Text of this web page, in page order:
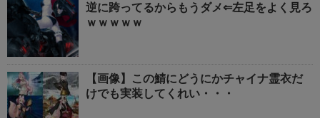
逆に跨ってるからもうダメ⇐左足をよく見ろ
ｗｗｗｗｗ
【画像】この鯖にどうにかチャイナ霊衣だ
けでも実装してくれい・・・